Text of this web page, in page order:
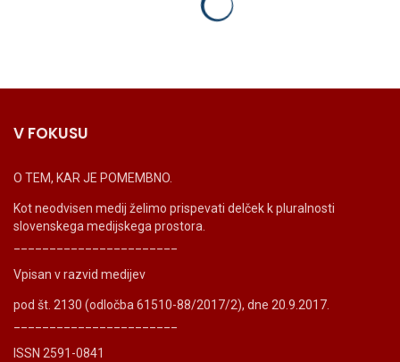
V FOKUSU
O TEM, KAR JE POMEMBNO.
Kot neodvisen medij želimo prispevati delček k pluralnosti
slovenskega medijskega prostora.
Vpisan v razvid medijev
pod št. 2130 (odločba 61510-88/2017/2), dne 20.9.2017.
ISSN 2591-0841